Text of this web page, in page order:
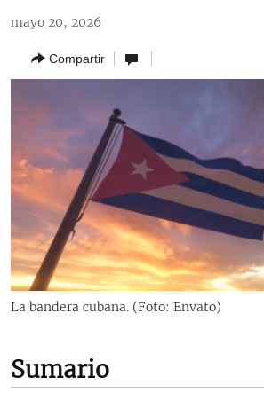
navegación
principal
búsqueda
SOBRE CUBA
DEPORTES
OPINIÓN GRÁFICA
AUDIOVISUALES MARTÍ
RADIO MARTÍ
ESPECIALES
ESPECIALES
LA REALIDAD DE LA VIVIENDA EN CUBA
KENTU-CUBANO
LOS SANTOS DE HIALEAH
MULTIMEDIA
EDITORIALES
mayo 20, 2026
Compartir
La bandera cubana. (Foto: Envato)
Sumario